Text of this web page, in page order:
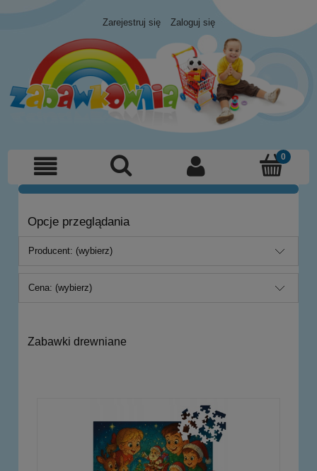
Zarejestruj się Zaloguj się
Opcje przeglądania
Producent: (wybierz)
Cena: (wybierz)
Zabawki drewniane